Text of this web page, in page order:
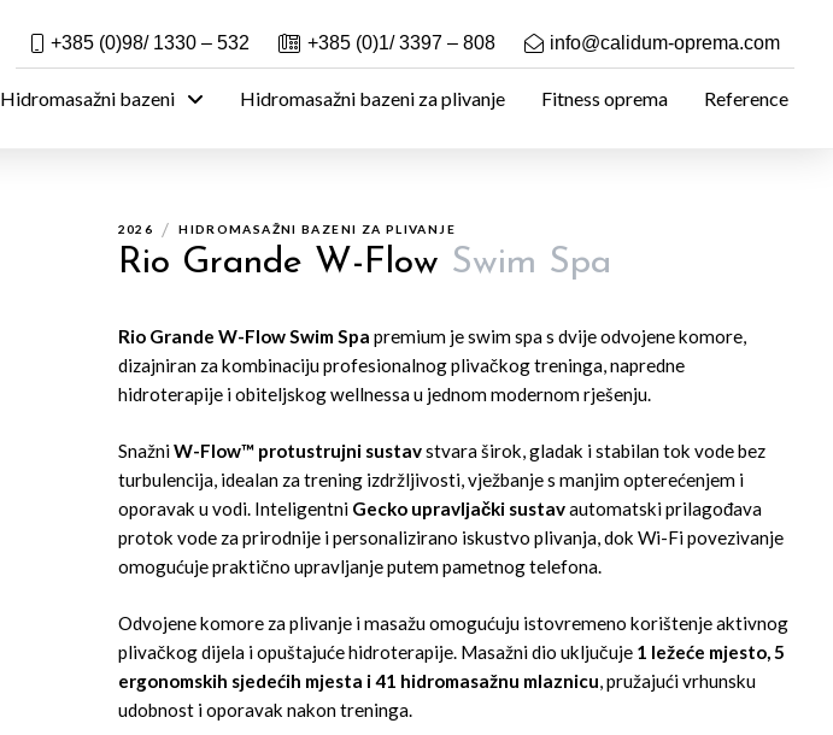
+385 (0)98/ 1330 – 532 +385 (0)1/ 3397 – 808 info@calidum-oprema.com
Hidromasažni bazeni Hidromasažni bazeni za plivanje Fitness oprema Reference
2026 / HIDROMASAŽNI BAZENI ZA PLIVANJE
Rio Grande W-Flow Swim Spa
Rio Grande W-Flow Swim Spa premium je swim spa s dvije odvojene komore,
dizajniran za kombinaciju profesionalnog plivačkog treninga, napredne
hidroterapije i obiteljskog wellnessa u jednom modernom rješenju.
SnažniW-Flow™ protustrujni sustavstvara širok, gladak i stabilan tok vode bez
turbulencija, idealan za trening izdržljivosti, vježbanje s manjim opterećenjem i
oporavak u vodi. Inteligentni Gecko upravljački sustavautomatski prilagođava
protok vode za prirodnije i personalizirano iskustvo plivanja, dok Wi-Fi povezivanje
omogućuje praktično upravljanje putem pametnog telefona.
Odvojene komore za plivanje i masažu omogućuju istovremeno korištenje aktivnog
plivačkog dijela i opuštajuće hidroterapije. Masažni dio uključuje 1 ležeće mjesto, 5
ergonomskih sjedećih mjesta i 41 hidromasažnu mlaznicu, pružajući vrhunsku
udobnost i oporavak nakon treninga.